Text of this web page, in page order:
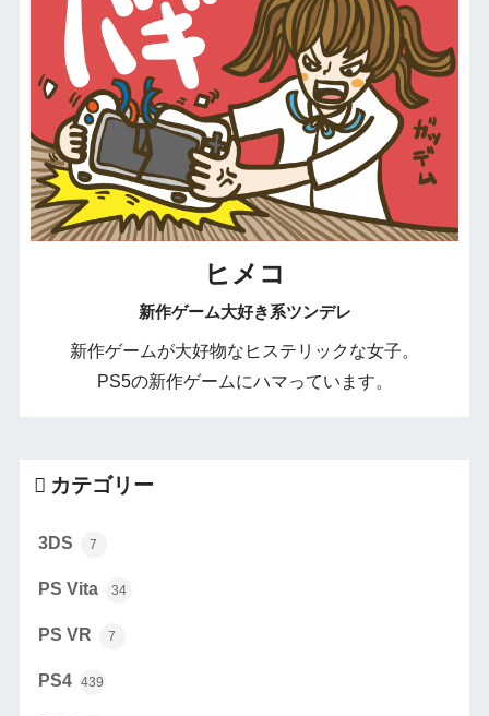
ヒメコ
新作ゲーム大好き系ツンデレ
新作ゲームが大好物なヒステリックな女子。
PS5の新作ゲームにハマっています。
カテゴリー
3DS 7
PS Vita 34
PS VR 7
PS4 439